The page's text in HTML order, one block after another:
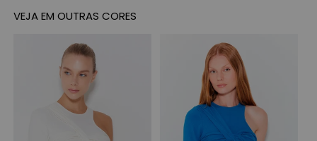
VEJA EM OUTRAS CORES